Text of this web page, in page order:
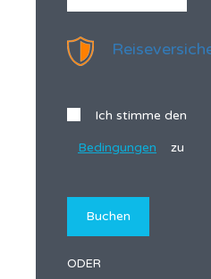
Ich stimme den
Bedingungen zu
ODER